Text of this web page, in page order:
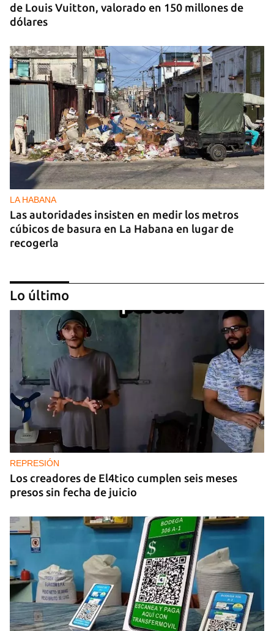
de Louis Vuitton, valorado en 150 millones de
dólares
LA HABANA
Las autoridades insisten en medir los metros
cúbicos de basura en La Habana en lugar de
recogerla
25N
Pese al subregistro de los datos oficiales, Cuba
tiene una alta incidencia de feminicidios
Lo último
REPRESIÓN
Los creadores de El4tico cumplen seis meses
presos sin fecha de juicio